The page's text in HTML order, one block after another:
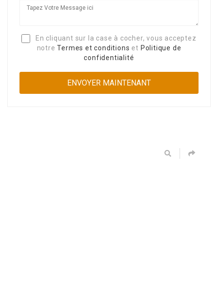
En cliquant sur la case à cocher, vous acceptez
notreTermes et conditions et Politique de
confidentialité